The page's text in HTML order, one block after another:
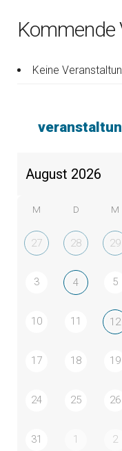
Kommende
Keine
M D M
27 28 29
3 4 5
10 11 12
17 18 19
24 25 26
31 1 2